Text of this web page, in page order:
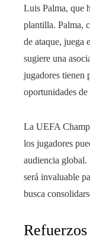
Luis Palma, que
plantilla. Palma,
de ataque, juega
sugiere una
jugadores tienen
oportunidades
La UEFA
los jugadores
audiencia global.
será invaluable
busca